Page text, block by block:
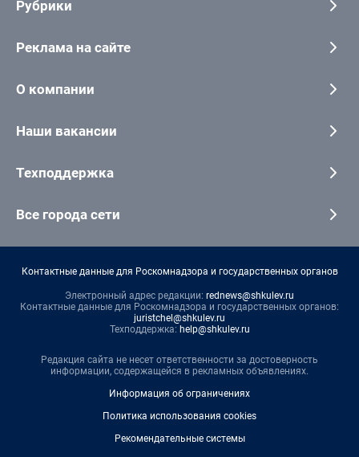
Рубрики
Реклама на сайте
О компании
Наши вакансии
Техподдержка
Все города сети
Контактные данные для Роскомнадзора и государственных органов
Электронный адрес редакции: rednews@shkulev.ru
Контактные данные для Роскомнадзора и государственных органов:
juristchel@shkulev.ru
Техподдержка: help@shkulev.ru
Редакция сайта не несет ответственности за достоверность
информации, содержащейся в рекламных объявлениях.
Информация об ограничениях
Политика использования cookies
Рекомендательные системы